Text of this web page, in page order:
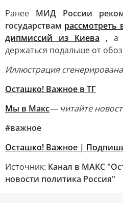
Ранее МИД России
государствам рассмотреть
дипмиссий из Киева , а
держаться подальше от
Иллюстрация
Осташко! Важное в ТГ
Мы в Макс— читайте
#важное
Осташко! Важное |
Источник: Канал в МАКС
новости политика Россия"